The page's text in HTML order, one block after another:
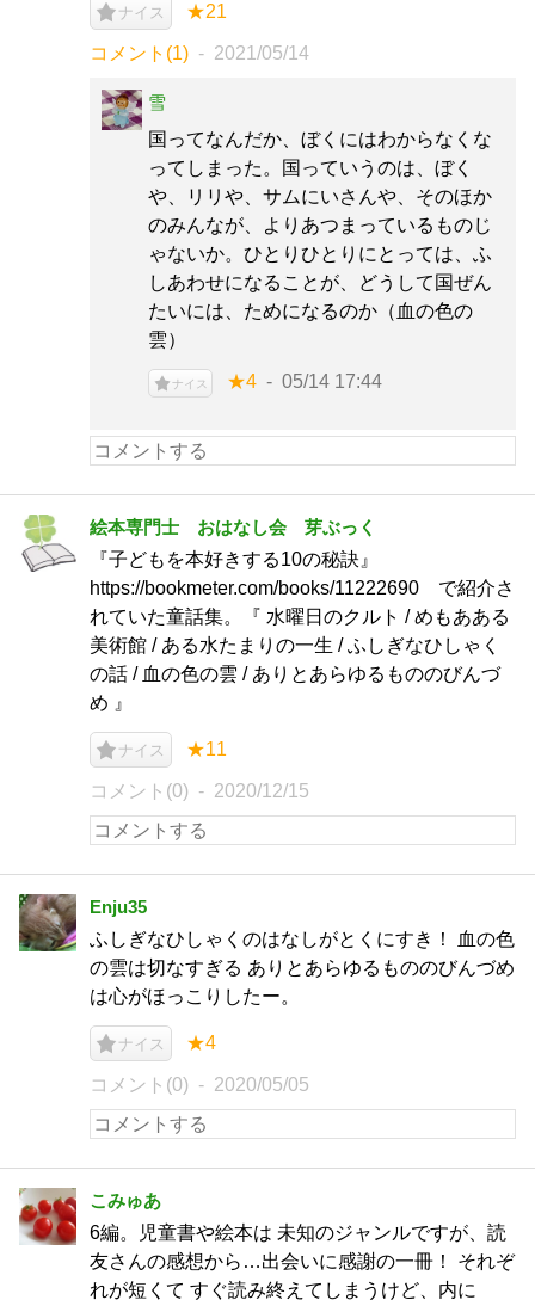
ナイス ★21
コメント(1) 2021/05/14
雪
国ってなんだか、ぼくにはわからなくな
ってしまった。国っていうのは、ぼく
や、リリや、サムにいさんや、そのほか
のみんなが、よりあつまっているものじ
ゃないか。ひとりひとりにとっては、ふ
しあわせになることが、どうして国ぜん
たいには、ためになるのか（血の色の
雲）
ナイス ★4 05/14 17:44
絵本専門士 おはなし会 芽ぶっく
『子どもを本好きする10の秘訣』
https://bookmeter.com/books/11222690 で紹介さ
れていた童話集。『 水曜日のクルト / めもあある
美術館 / ある水たまりの一生 / ふしぎなひしゃく
の話 / 血の色の雲 / ありとあらゆるもののびんづ
め 』
ナイス ★11
コメント(0) 2020/12/15
Enju35
ふしぎなひしゃくのはなしがとくにすき！ 血の色
の雲は切なすぎる ありとあらゆるもののびんづめ
は心がほっこりしたー。
ナイス ★4
コメント(0) 2020/05/05
こみゅあ
6編。児童書や絵本は 未知のジャンルですが、読
友さんの感想から…出会いに感謝の一冊！ それぞ
れが短くて すぐ読み終えてしまうけど、内に